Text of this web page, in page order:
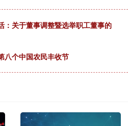
：关于董事调整暨选举职工董事的
八个中国农民丰收节